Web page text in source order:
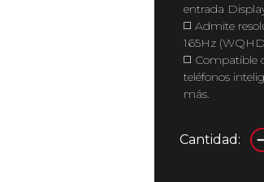
entrada
◻️ Admite
165Hz
◻️ Compatible
teléfonos
más.
Cantidad: